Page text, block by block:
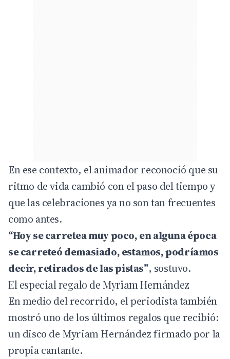
En ese contexto, el animador reconoció que su
ritmo de vida cambió con el paso del tiempo y
que las celebraciones ya no son tan frecuentes
como antes.
“Hoy se carretea muy poco, en alguna época
se carreteó demasiado, estamos, podríamos
decir, retirados de las pistas”, sostuvo.
El especial regalo de Myriam Hernández
En medio del recorrido, el periodista también
mostró uno de los últimos regalos que recibió:
un disco de Myriam Hernández firmado por la
propia cantante.